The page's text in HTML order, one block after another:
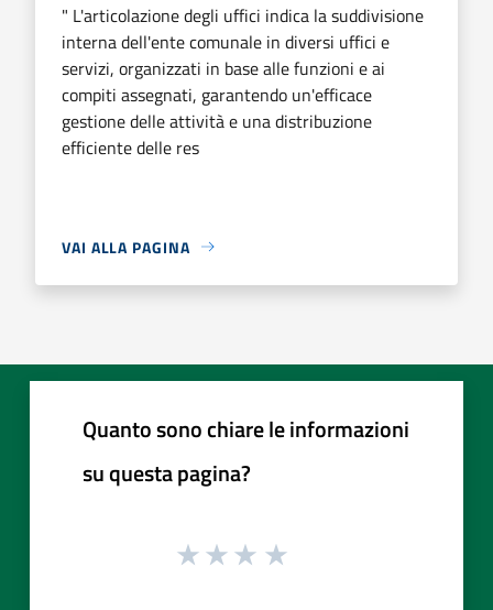
" L'articolazione degli uffici indica la suddivisione
interna dell'ente comunale in diversi uffici e
servizi, organizzati in base alle funzioni e ai
compiti assegnati, garantendo un'efficace
gestione delle attività e una distribuzione
efficiente delle res
VAI ALLA PAGINA
Quanto sono chiare le informazioni
su questa pagina?